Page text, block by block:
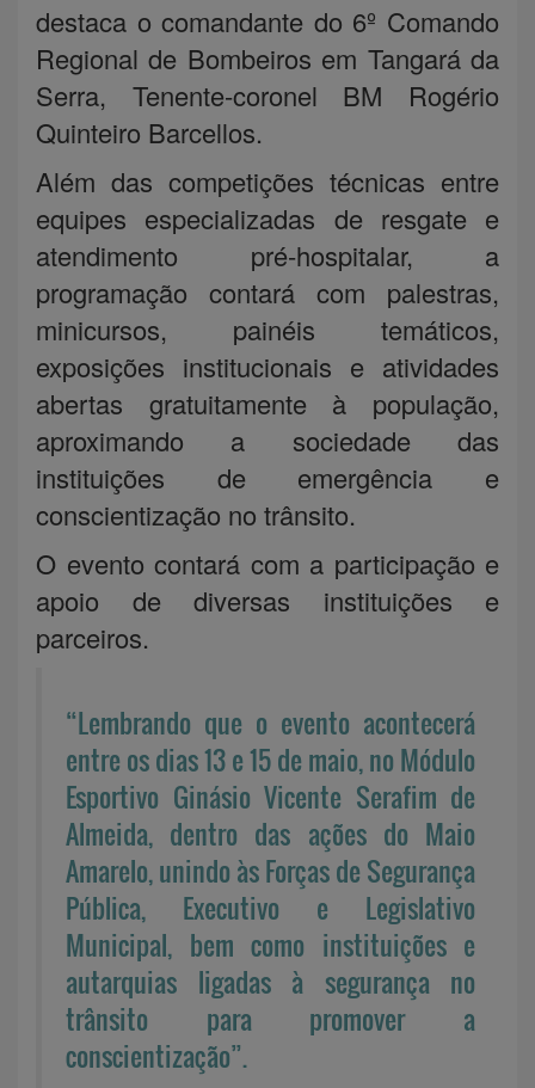
destaca o comandante do 6º Comando
Regional de Bombeiros em Tangará da
Serra, Tenente-coronel BM Rogério
Quinteiro Barcellos.
Além das competições técnicas entre
equipes especializadas de resgate e
atendimento pré-hospitalar, a
programação contará com palestras,
minicursos, painéis temáticos,
exposições institucionais e atividades
abertas gratuitamente à população,
aproximando a sociedade das
instituições de emergência e
conscientização no trânsito.
O evento contará com a participação e
apoio de diversas instituições e
parceiros.
“Lembrando que o evento acontecerá
entre os dias 13 e 15 de maio, no Módulo
Esportivo Ginásio Vicente Serafim de
Almeida, dentro das ações do Maio
Amarelo, unindo às Forças de Segurança
Pública, Executivo e Legislativo
Municipal, bem como instituições e
autarquias ligadas à segurança no
trânsito para promover a
conscientização”.